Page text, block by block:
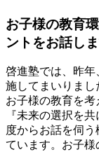
お子様の教育
ントをお話し
啓進塾では、昨
施してまいりまし
お子様の教育を考
『未来の選択を
度からお話を伺う
ています。お子